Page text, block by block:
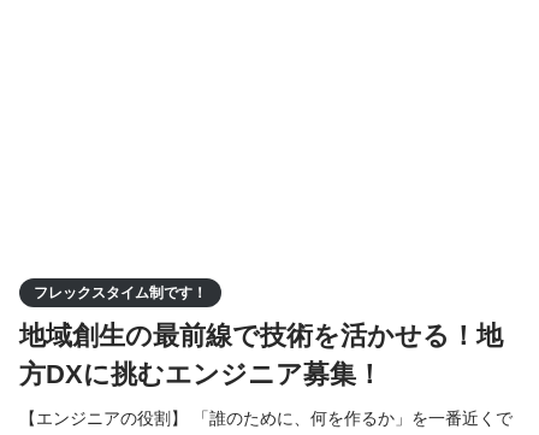
フレックスタイム制です！
地域創生の最前線で技術を活かせる！地
方DXに挑むエンジニア募集！
【エンジニアの役割】 「誰のために、何を作るか」を一番近くで